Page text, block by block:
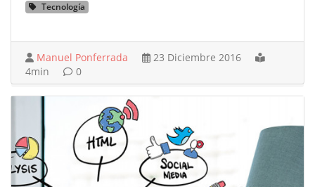
Tecnología
Manuel Ponferrada
23 Diciembre 2016
4min
0